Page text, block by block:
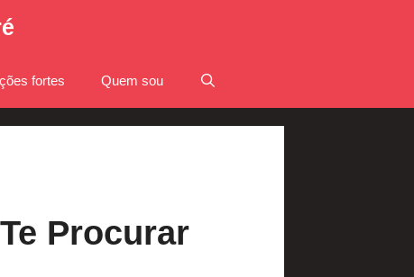
fortes Quem sou
Procurar